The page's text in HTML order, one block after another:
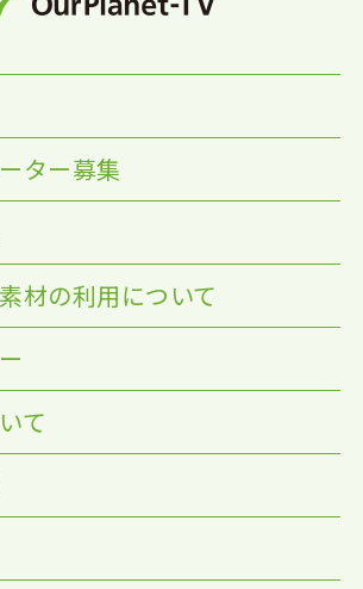
ター募集
材の利用について
て